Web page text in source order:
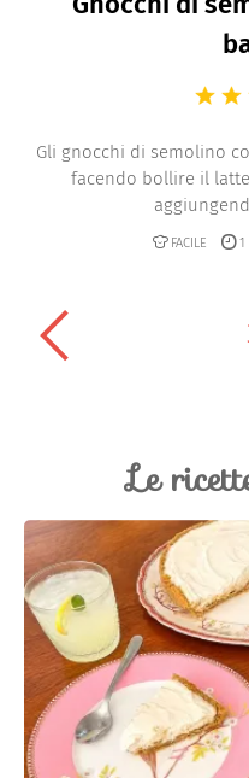
Gli gnocchi di semolino
facendo bollire il
FACILE 1
Le